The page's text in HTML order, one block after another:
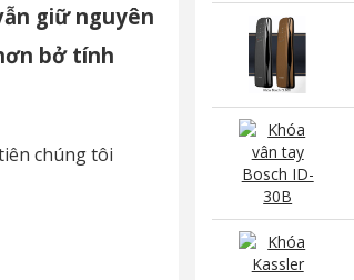
giữ nguyên
bở tính
chúng tôi